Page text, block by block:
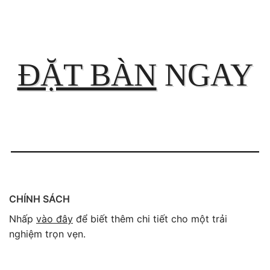
ĐẶT BÀNNGAY
CHÍNH SÁCH
Nhấp vào đây để biết thêm chi tiết cho một trải
nghiệm trọn vẹn.